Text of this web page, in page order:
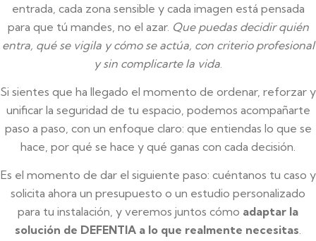
entrada, cada zona sensible y cada imagen está pensada
para que tú mandes, no el azar. Que puedas decidir quién
entra, qué se vigila y cómo se actúa, con criterio profesional
y sin complicarte la vida
Si sientes que ha llegado el momento de ordenar, reforzar y
unificar la seguridad de tu espacio, podemos acompañarte
paso a paso, con un enfoque claro: que entiendas lo que se
hace, por qué se hace y qué ganas con cada decisión.
Es el momento de dar el siguiente paso: cuéntanos tu caso y
solicita ahora un presupuesto o un estudio personalizado
para tu instalación, y veremos juntos cómo adaptar la
solución de DEFENTIA a lo que realmente necesitas.